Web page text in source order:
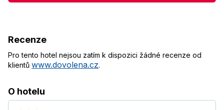
Recenze
Pro tento hotel nejsou zatím k dispozici žádné recenze od
klientů www.dovolena.cz.
O hotelu